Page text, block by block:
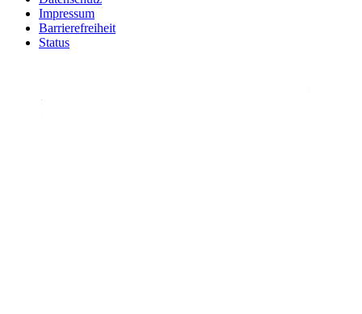
Impressum
Barrierefreiheit
Status